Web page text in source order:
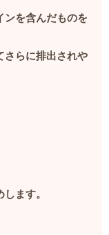
ンを含んだものを
さらに排出されや
ます。